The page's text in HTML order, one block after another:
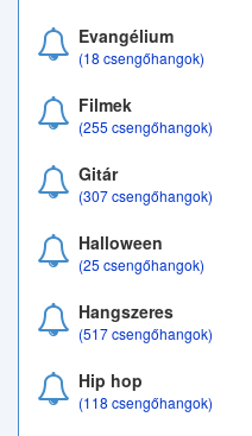
Evangélium
(18 csengőhangok)
Filmek
(255 csengőhangok)
Gitár
(307 csengőhangok)
Halloween
(25 csengőhangok)
Hangszeres
(517 csengőhangok)
Hip hop
(118 csengőhangok)